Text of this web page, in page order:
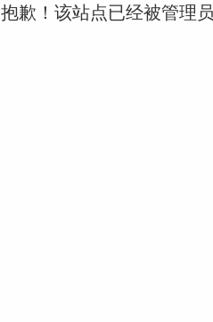
抱歉！该站点已经被管理